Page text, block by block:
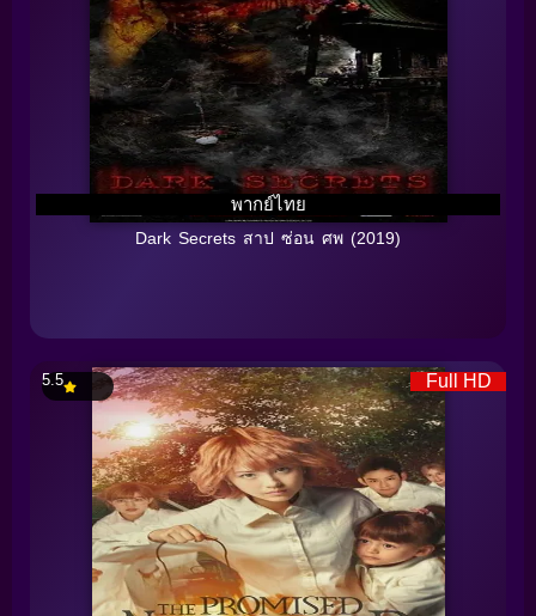
พากย์ไทย
Dark Secrets สาป ซ่อน ศพ (2019)
Full HD
5.5